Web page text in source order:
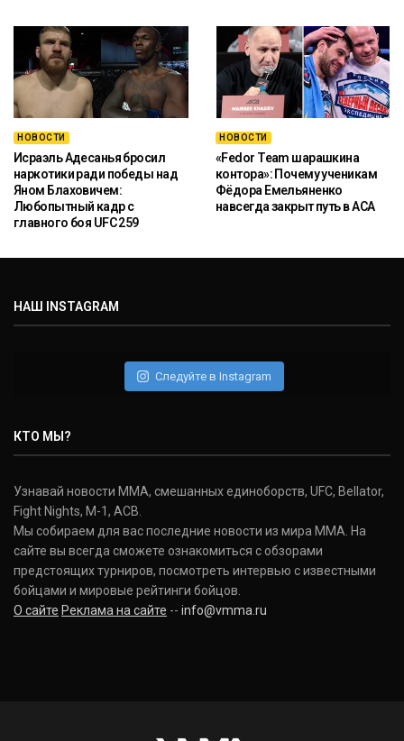
НОВОСТИ
Исраэль Адесанья бросил
наркотики ради победы над
Яном Блаховичем:
Любопытный кадр с
главного боя UFC 259
НОВОСТИ
«Fedor Team шарашкина
контора»: Почему ученикам
Фёдора Емельяненко
навсегда закрыт путь в ACA
НАШ INSTAGRAM
Следуйте в Instagram
КТО МЫ?
Узнавай новости ММА, смешанных единоборств, UFC, Bellator,
Fight Nights, M-1, ACB.
Мы собираем для вас последние новости из мира ММА. На
сайте вы всегда сможете ознакомиться с обзорами
предстоящих турниров, посмотреть интервью с известными
бойцами и мировые рейтинги бойцов.
О сайте Реклама на сайте -- info@vmma.ru